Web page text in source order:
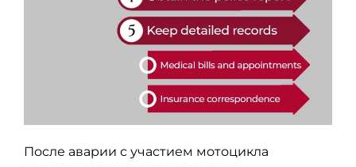
После аварии с участием мотоцикла